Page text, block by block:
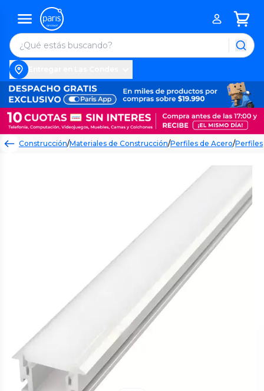
Construcción/Materiales de Construcción/Perfiles de Acero/Perfiles